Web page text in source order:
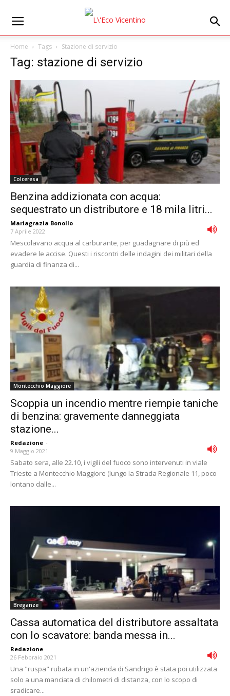
Home Tags Stazione di servizio
Tag: stazione di servizio
Colceresa
Benzina addizionata con acqua:
sequestrato un distributore e 18 mila litri...
Mariagrazia Bonollo -
7 Aprile 2022
Mescolavano acqua al carburante, per guadagnare di più ed
evadere le accise. Questi i riscontri delle indagini dei militari della
guardia di finanza di...
Montecchio Maggiore
Scoppia un incendio mentre riempie taniche
di benzina: gravemente danneggiata
stazione...
Redazione -
9 Maggio 2021
Sabato sera, alle 22.10, i vigili del fuoco sono intervenuti in viale
Trieste a Montecchio Maggiore (lungo la Strada Regionale 11, poco
lontano dalle...
Breganze
Cassa automatica del distributore assaltata
con lo scavatore: banda messa in...
Redazione -
26 Febbraio 2021
Una "ruspa" rubata in un'azienda di Sandrigo è stata poi utilizzata
solo a una manciata di chilometri di distanza, con lo scopo di
sradicare...